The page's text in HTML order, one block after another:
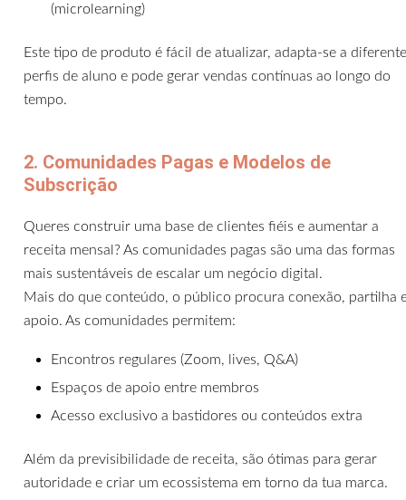
(microlearning)
Este tipo de produto é fácil de atualizar, adapta-se a
perfis de aluno e pode gerar vendas contínuas ao longo do
tempo.
2. Comunidades Pagas e Modelos de
Subscrição
Queres construir uma base de clientes fiéis e aumentar a
receita mensal? As comunidades pagas são uma das formas
mais sustentáveis de escalar um negócio digital.
Mais do que conteúdo, o público procura conexão, partilha
apoio. As comunidades permitem:
Encontros regulares (Zoom, lives, Q&A)
Espaços de apoio entre membros
Acesso exclusivo a bastidores ou conteúdos extra
Além da previsibilidade de receita, são ótimas para gerar
autoridade e criar um ecossistema em torno da tua marca.